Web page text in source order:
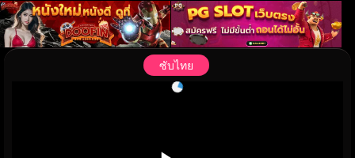
ซับไทย